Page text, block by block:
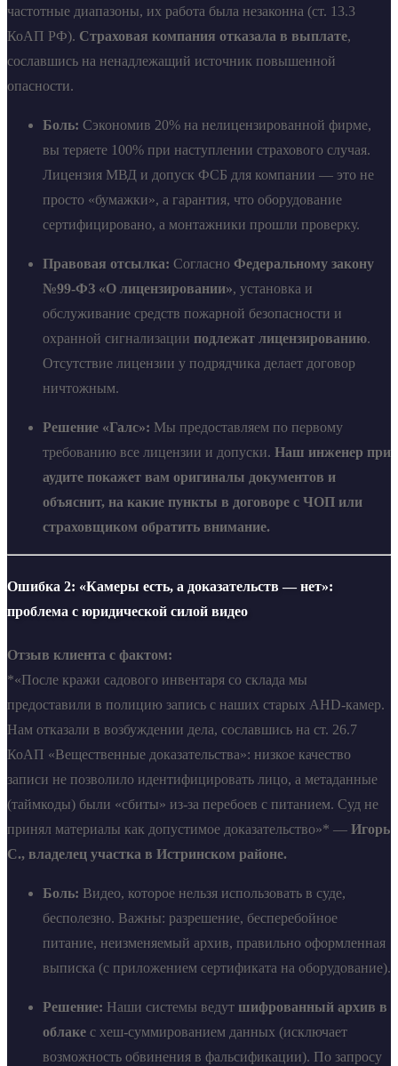
частотные диапазоны, их работа была незаконна (ст. 13.3
КоАП РФ). Страховая компания отказала в выплате,
сославшись на ненадлежащий источник повышенной
опасности.
Боль: Сэкономив 20% на нелицензированной фирме,
вы теряете 100% при наступлении страхового случая.
Лицензия МВД и допуск ФСБ для компании — это не
просто «бумажки», а гарантия, что оборудование
сертифицировано, а монтажники прошли проверку.
Правовая отсылка: Согласно Федеральному закону
№99-ФЗ «О лицензировании», установка и
обслуживание средств пожарной безопасности и
охранной сигнализации подлежат лицензированию.
Отсутствие лицензии у подрядчика делает договор
ничтожным.
Решение «Галс»: Мы предоставляем по первому
требованию все лицензии и допуски. Наш инженер при
аудите покажет вам оригиналы документов и
объяснит, на какие пункты в договоре с ЧОП или
страховщиком обратить внимание.
Ошибка 2: «Камеры есть, а доказательств — нет»:
проблема с юридической силой видео
Отзыв клиента с фактом:
*«После кражи садового инвентаря со склада мы
предоставили в полицию запись с наших старых AHD-камер.
Нам отказали в возбуждении дела, сославшись на ст. 26.7
КоАП «Вещественные доказательства»: низкое качество
записи не позволило идентифицировать лицо, а метаданные
(таймкоды) были «сбиты» из-за перебоев с питанием. Суд не
принял материалы как допустимое доказательство»* — Игорь
С., владелец участка в Истринском районе.
Боль: Видео, которое нельзя использовать в суде,
бесполезно. Важны: разрешение, бесперебойное
питание, неизменяемый архив, правильно оформленная
выписка (с приложением сертификата на оборудование).
Решение: Наши системы ведут шифрованный архив в
облаке с хеш-суммированием данных (исключает
возможность обвинения в фальсификации). По запросу